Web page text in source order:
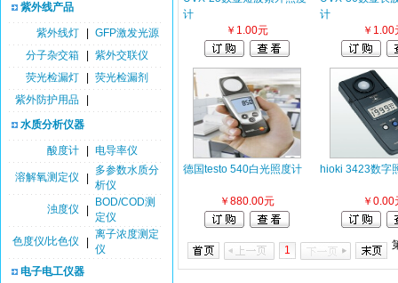
紫外线产品
紫外线灯
GFP激发光源
分子杂交箱
紫外交联仪
荧光检漏灯
荧光检漏剂
紫外防护用品
水质分析仪器
酸度计 电导率仪
溶解氧测定仪
多参数水质分
析仪
浊度仪
BOD/COD测
定仪
色度仪/比色仪
离子浓度测定
仪
电子电工仪器
计
￥1.00元
计
￥1.00
德国testo 540白光照度计
￥880.00元
hioki 3423数字
￥0.00
1